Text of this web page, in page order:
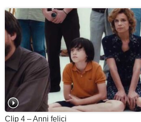
Clip 4 – Anni felici